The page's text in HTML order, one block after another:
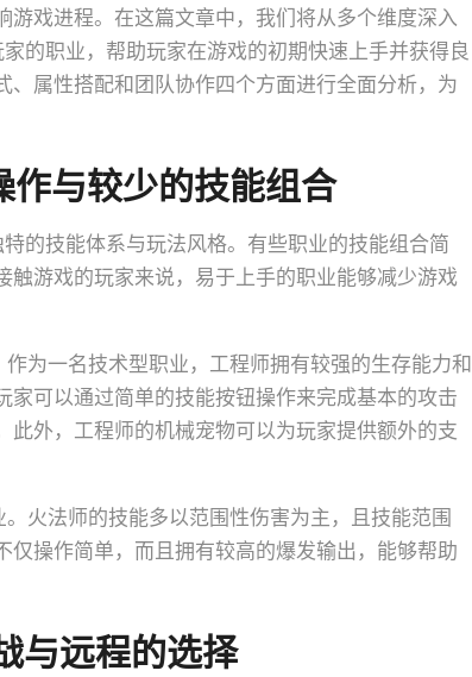
戏进程。在这篇文章中，我们将从多个维度深入
的职业，帮助玩家在游戏的初期快速上手并获得良
属性搭配和团队协作四个方面进行全面分析，为
作与较少的技能组合
的技能体系与玩法风格。有些职业的技能组合简
游戏的玩家来说，易于上手的职业能够减少游戏
为一名技术型职业，工程师拥有较强的生存能力和
可以通过简单的技能按钮操作来完成基本的攻击
外，工程师的机械宠物可以为玩家提供额外的支
火法师的技能多以范围性伤害为主，且技能范围
操作简单，而且拥有较高的爆发输出，能够帮助
与远程的选择